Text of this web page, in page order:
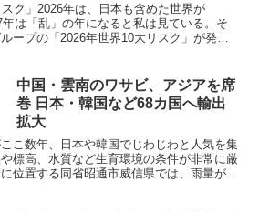
ク」2026年は、日本も含めた世界が
年は「乱」の年になると私は見ている。そ
ープの「2026年世界10大リスク」が発表
中国・雲南のワサビ、アジアを席
巻 日本・韓国など68カ国へ輸出
拡大
こ数年、日本や韓国でじわじわと人気を集
標高、水質など生育環境の条件が非常に厳
位置する同省昭通市威信県では、雨量が豊